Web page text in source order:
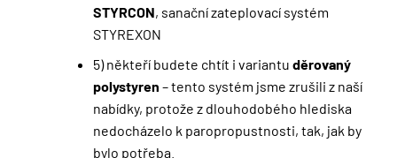
STYRCON, sanační zateplovací systém
STYREXON
5) někteří budete chtít i variantu děrovaný
polystyren – tento systém jsme zrušili z naší
nabídky, protože z dlouhodobého hlediska
nedocházelo k paropropustnosti, tak, jak by
bylo potřeba.